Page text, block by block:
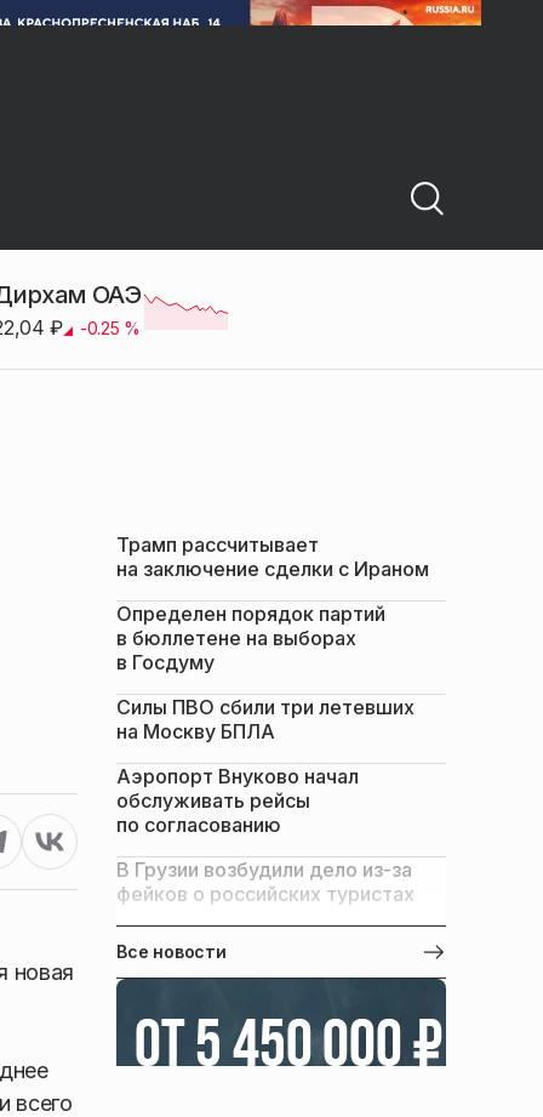
ОАЭ
₽ -0.25 %
новая
всего
Трамп рассчитывает
на заключение сделки с Ираном
Определен порядок партий
в бюллетене на выборах
в Госдуму
Силы ПВО сбили три летевших
на Москву БПЛА
Аэропорт Внуково начал
обслуживать рейсы
по согласованию
В Грузии возбудили дело из-за
фейков о российских туристах
Все новости